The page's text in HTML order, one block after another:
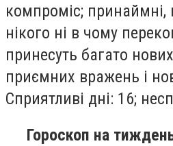
компромiс; принаймнi,
нiкого нi в чому
принесуть багато
приємних вражень i
Сприятливi днi: 16;
Гороскоп на